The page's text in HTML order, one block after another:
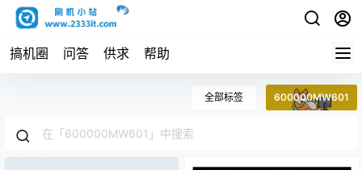
搞机圈 问答 供求 帮助
全部标签 600000MW601